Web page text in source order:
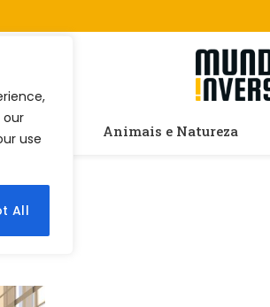
our
use
All
Animais e Natureza